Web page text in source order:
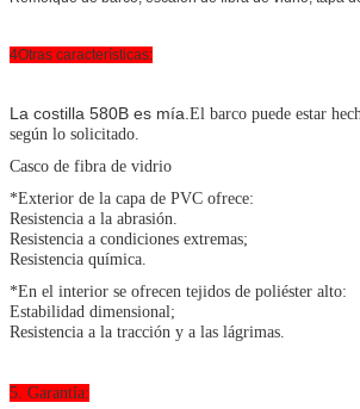
4Otras características:
La costilla 580B es mía. El barco puede estar
según lo solicitado.
Casco de fibra de vidrio
*Exterior de la capa de PVC ofrece:
Resistencia a la abrasión.
Resistencia a condiciones extremas;
Resistencia química.
*En el interior se ofrecen tejidos de poliéster alto:
Estabilidad dimensional;
Resistencia a la tracción y a las lágrimas.
5. Garantía: